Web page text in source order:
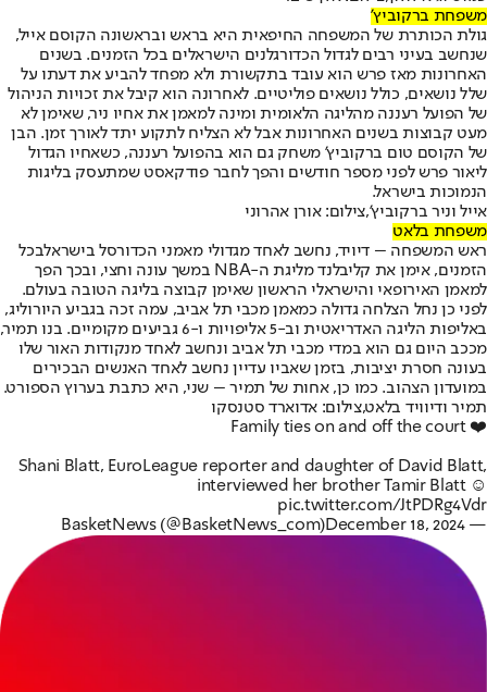
משפחת ברקוביץ'
גולת הכותרת של המשפחה החיפאית היא בראש ובראשונה הקוסם אייל,
שנחשב בעיני רבים לגדול הכדורגלנים הישראלים בכל הזמנים. בשנים
האחרונות מאז פרש הוא עובד בתקשורת ולא מפחד להביע את דעתו על
שלל נושאים, כולל נושאים פוליטיים. לאחרונה הוא קיבל את זכויות הניהול
של הפועל רעננה מהליגה הלאומית ומינה למאמן את אחיו ניר, שאימן לא
מעט קבוצות בשנים האחרונות אבל לא הצליח לתקוע יתד לאורך זמן. הבן
של הקוסם טום ברקוביץ' משחק גם הוא בהפועל רעננה, כשאחיו הגדול
ליאור פרש לפני מספר חודשים והפך לחבר פודקאסט שמתעסק בליגות
הנמוכות בישראל.
אייל וניר ברקוביץ',צילום: אורן אהרוני
משפחת בלאט
ראש המשפחה – דיויד, נחשב לאחד מגדולי מאמני הכדורסל בישראלבכל
הזמנים, אימן את קליבלנד מליגת ה-NBA במשך עונה וחצי, ובכך הפך
למאמן האירופאי והישראלי הראשון שאימן קבוצה בליגה הטובה בעולם.
לפני כן נחל הצלחה גדולה כמאמן מכבי תל אביב, עמה זכה בגביע היורוליג,
באליפות הליגה האדריאטית וב-5 אליפויות ו-6 גביעים מקומיים. בנו תמיר,
מככב היום גם הוא במדי מכבי תל אביב ונחשב לאחד מנקודות האור שלו
בעונה חסרת יציבות, בזמן שאביו עדיין נחשב לאחד האנשים הבכירים
במועדון הצהוב. כמו כן, אחות של תמיר – שני, היא כתבת בערוץ הספורט.
תמיר ודיוויד בלאט,צילום: אדוארד סטנסקו
Family ties on and off the court ❤️
Shani Blatt, EuroLeague reporter and daughter of David Blatt,
interviewed her brother Tamir Blatt ☺️
pic.twitter.com/JtPDRg4Vdr
— BasketNews (@BasketNews_com)
December 18, 2024